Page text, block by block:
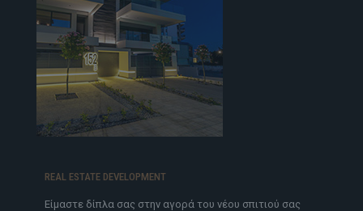
REAL ESTATE DEVELOPMENT
Είμαστε δίπλα σας στην αγορά του νέου σπιτιού σας